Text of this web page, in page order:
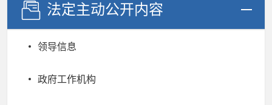
法定主动公开内容
领导信息
政府工作机构